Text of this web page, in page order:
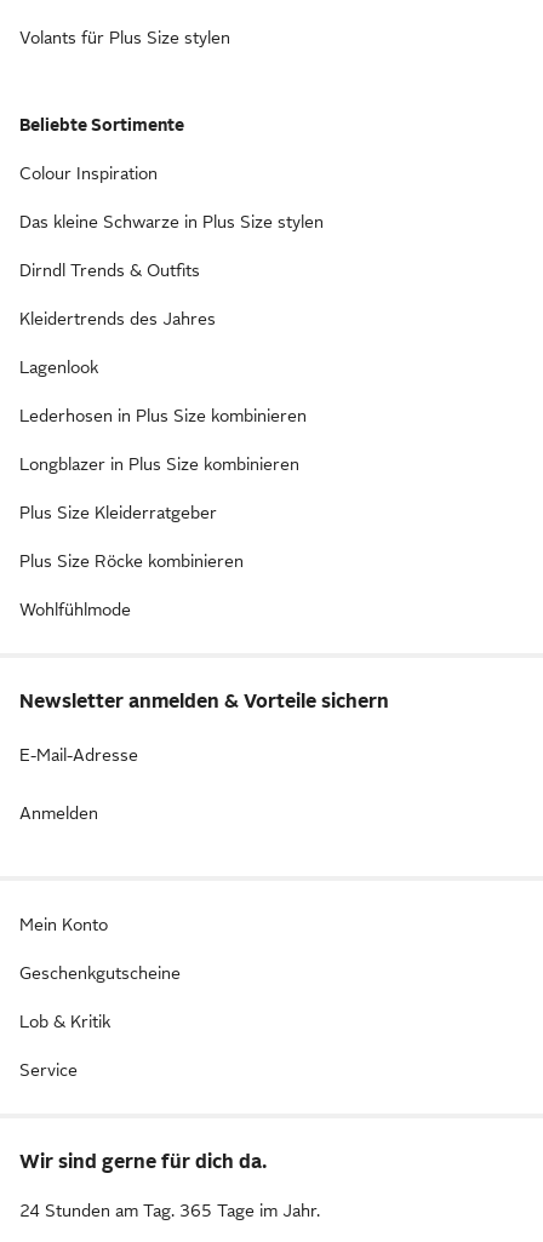
Volants für Plus Size stylen
Beliebte Sortimente
Colour Inspiration
Das kleine Schwarze in Plus Size stylen
Dirndl Trends & Outfits
Kleidertrends des Jahres
Lagenlook
Lederhosen in Plus Size kombinieren
Longblazer in Plus Size kombinieren
Plus Size Kleiderratgeber
Plus Size Röcke kombinieren
Wohlfühlmode
Newsletter anmelden & Vorteile sichern
E-Mail-Adresse
Anmelden
Mein Konto
Geschenkgutscheine
Lob & Kritik
Service
Wir sind gerne für dich da.
24 Stunden am Tag. 365 Tage im Jahr.